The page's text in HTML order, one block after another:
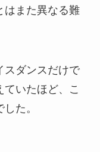
はまた異なる難
スダンスだけで
いたほど、こ
た。